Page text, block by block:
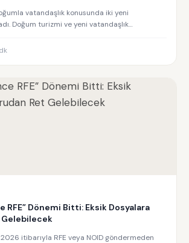
vatandaşlık konusunda iki yeni
Doğum turizmi ve yeni vatandaşlık
dk
RFE” Dönemi Bitti: Eksik Dosyalara
2026 itibarıyla RFE veya NOID göndermeden